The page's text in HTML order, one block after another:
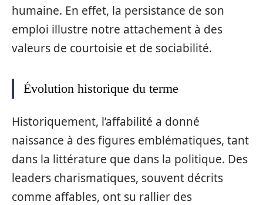
humaine. En effet, la persistance de son
emploi illustre notre attachement à des
valeurs de courtoisie et de sociabilité.
Évolution historique du terme
Historiquement, l’affabilité a donné
naissance à des figures emblématiques, tant
dans la littérature que dans la politique. Des
leaders charismatiques, souvent décrits
comme affables, ont su rallier des